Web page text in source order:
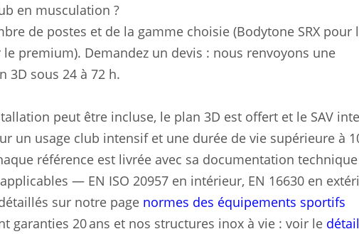
en musculation ?
de postes et de la gamme choisie (Bodytone SRX pour
premium). Demandez un devis : nous renvoyons une
3D sous 24 à 72 h.
peut être incluse, le plan 3D est offert et le SAV
un usage club intensif et une durée de vie supérieure à
référence est livrée avec sa documentation
— EN ISO 20957 en intérieur, EN 16630 en
sur notre page normes des équipements sportifs
garanties 20 ans et nos structures inox à vie : voir le